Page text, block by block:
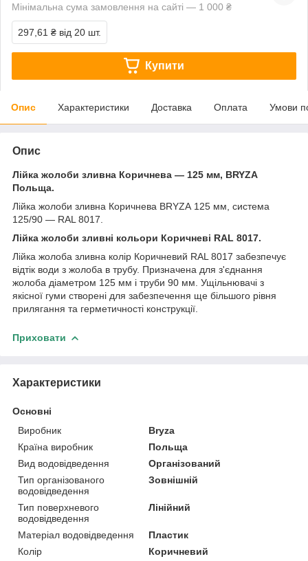
Мінімальна сума замовлення на сайті — 1 000 ₴
297,61 ₴ від 20 шт.
Купити
Опис Характеристики Доставка Оплата Умови
Опис
Лійка жолоби зливна Коричнева — 125 мм, BRYZA
Польща.
Лійка жолоби зливна Коричнева BRYZA 125 мм, система
125/90 — RAL 8017.
Лійка жолоби зливні кольори Коричневі RAL 8017.
Лійка жолоба зливна колір Коричневий RAL 8017 забезпечує
відтік води з жолоба в трубу. Призначена для з'єднання
жолоба діаметром 125 мм і труби 90 мм. Ущільнювачі з
якісної гуми створені для забезпечення ще більшого рівня
прилягання та герметичності конструкції.
Приховати
Характеристики
Основні
Виробник
Bryza
Країна виробник
Польща
Вид водовідведення
Організований
Тип організованого
водовідведення
Зовнішній
Тип поверхневого
водовідведення
Лінійний
Матеріал водовідведення
Пластик
Колір
Коричневий